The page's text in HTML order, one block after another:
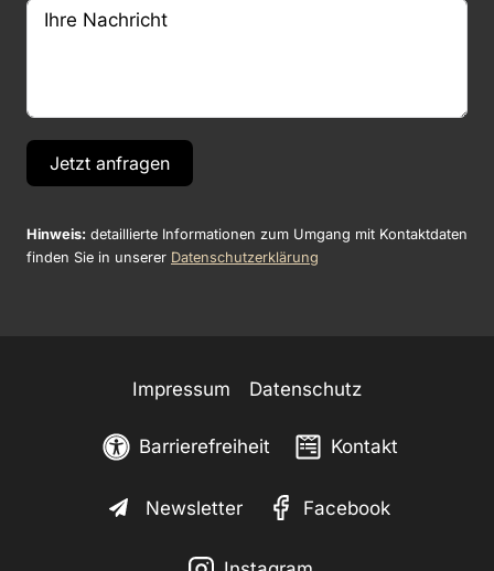
Jetzt anfragen
Hinweis: detaillierte Informationen zum Umgang mit Kontaktdaten
finden Sie in unserer Datenschutzerklärung
Impressum Datenschutz
Barrierefreiheit Kontakt
Newsletter Facebook